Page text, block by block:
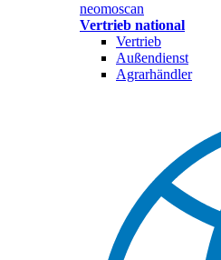
neomoscan
Vertrieb national
Vertrieb
Außendienst
Agrarhändler